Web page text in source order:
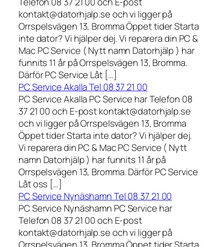
kontakt@datorhjalp.se och vi ligger på
Orrspelsvägen 13, Bromma Öppet tider Starta
inte dator? Vi hjälper dej. Vi reparera din PC &
Mac PC Service ( Nytt namn Datorhjälp ) har
funnits 11 år på Orrspelsvägen 13, Bromma.
Därför PC Service Låt […]
PC Service Akalla Tel 08 37 21 00
PC Service Akalla PC Service har Telefon 08
37 21 00 och E-post kontakt@datorhjalp.se
och vi ligger på Orrspelsvägen 13, Bromma
Öppet tider Starta inte dator? Vi hjälper dej.
Vi reparera din PC & Mac PC Service ( Nytt
namn Datorhjälp ) har funnits 11 år på
Orrspelsvägen 13, Bromma. Därför PC Service
Låt oss […]
PC Service Nynäshamn Tel 08 37 21 00
PC Service Nynäshamn PC Service har
Telefon 08 37 21 00 och E-post
kontakt@datorhjalp.se och vi ligger på